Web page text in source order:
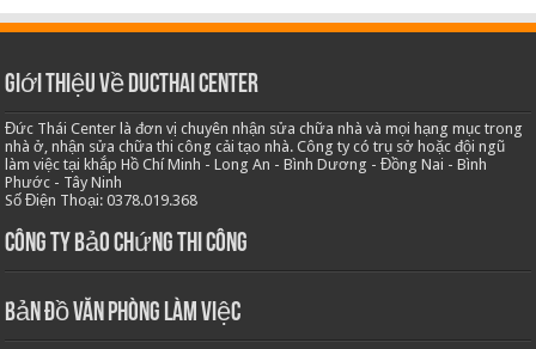
Giới thiệu về Ducthai Center
Đức Thái Center là đơn vị chuyên nhận sửa chữa nhà và mọi hạng mục trong
nhà ở, nhận sửa chữa thi công cải tạo nhà. Công ty có trụ sở hoặc đội ngũ
làm việc tại khắp Hồ Chí Minh - Long An - Bình Dương - Đồng Nai - Bình
Phước - Tây Ninh
Số Điện Thoại: 0378.019.368
Công ty bảo chứng thi công
Bản Đồ Văn Phòng Làm Việc